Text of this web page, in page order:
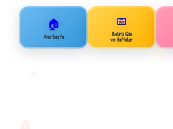
B
🏠
Ana Sayfa
📅
Belirli Gün
ve Haftalar